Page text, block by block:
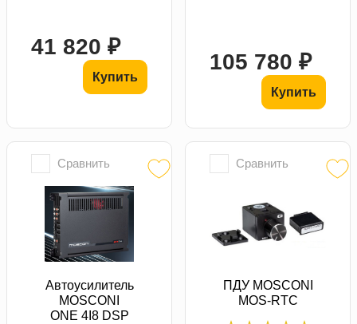
41 820 ₽
Купить
105 780 ₽
Купить
Сравнить
Автоусилитель
MOSCONI
ONE 4I8 DSP
Сравнить
ПДУ MOSCONI
MOS-RTC